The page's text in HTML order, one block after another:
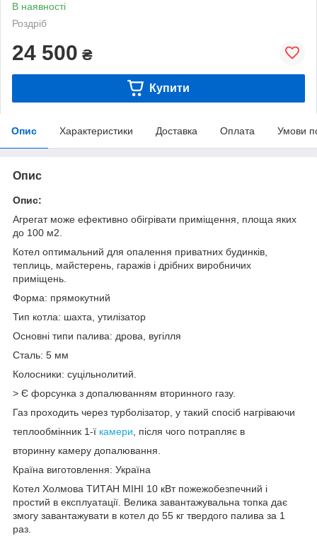
В наявності
Роздріб
24 500 ₴
Купити
Опис Характеристики Доставка Оплата Умови
Опис
Опис:
Агрегат може ефективно обігрівати приміщення, площа яких
до 100 м2.
Котел оптимальний для опалення приватних будинків,
теплиць, майстерень, гаражів і дрібних виробничих
приміщень.
Форма: прямокутний
Тип котла: шахта, утилізатор
Основні типи палива: дрова, вугілля
Сталь: 5 мм
Колосники: суцільнолитий.
> Є форсунка з допалюванням вторинного газу.
Газ проходить через турболізатор, у такий спосіб нагріваючи
теплообмінник 1-ї камери , після чого потрапляє в
вторинну камеру допалювання.
Країна виготовлення: Україна
Котел Холмова ТИТАН МІНІ 10 кВт пожежобезпечний і
простий в експлуатації. Велика завантажувальна топка дає
змогу завантажувати в котел до 55 кг твердого палива за 1
раз.